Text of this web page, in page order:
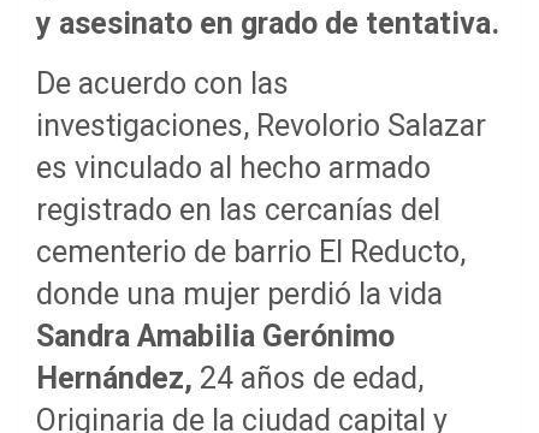
y asesinato en grado de tentativa.
De acuerdo con las
investigaciones, Revolorio Salazar
es vinculado al hecho armado
registrado en las cercanías del
cementerio de barrio El Reducto,
donde una mujer perdió la vida
Sandra Amabilia Gerónimo
Hernández, 24 años de edad,
Originaria de la ciudad capital y